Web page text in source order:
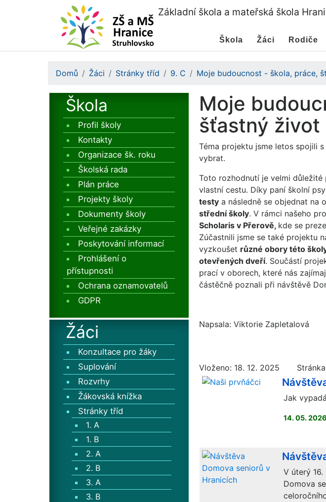
Základní škola a mateřská škola
Škola Žáci Rodiče
Domů Žáci Stránky tříd 9. C Moje budoucnost - škola, práce,
Škola
Profil školy
Kontakty
Organizace šk. roku
Školská rada
Plán práce
Projekty školy
Dokumenty školy
Veřejné zakázky
Poskytování informací
Prohlášení o
přístupnosti
Ochrana oznamovatelů
GDPR
Žáci
Konzultace pro žáky
Suplování
Rozvrhy
Žákovská knížka
Stránky tříd
1. A
1. B
2. A
2. B
3. A
3. B
Moje
šťastný život
Téma projektu jsme letos spojili
vybrat.
Toto rozhodnutí je velmi
vlastní cestu. Díky paní školní
testya následně se objednat na
střední školy. V rámci našeho
Scholaris v Přerově, kde se
Zúčastnili jsme se také projektu
vyzkoušet různé obory této
otevřených dveří. Součástí
prací v oborech, které nás
částěčně poznali při návštěvě
Napsala: Viktorie Zapletalová
Vloženo: 18. 12. 2025
Jak
14. 05. 2026
V úterý
Domova